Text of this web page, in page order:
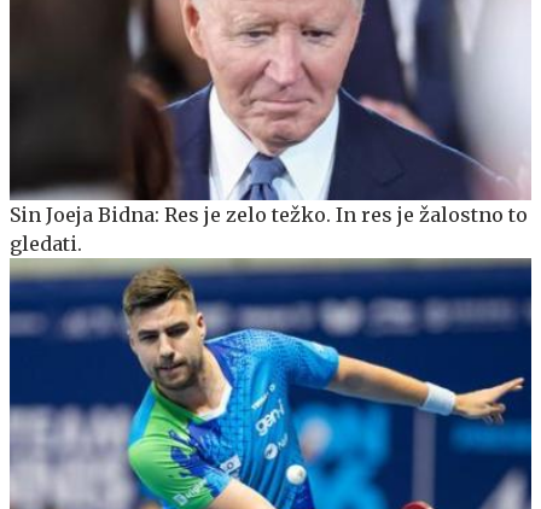
Sin Joeja Bidna: Res je zelo težko. In res je žalostno to
gledati.